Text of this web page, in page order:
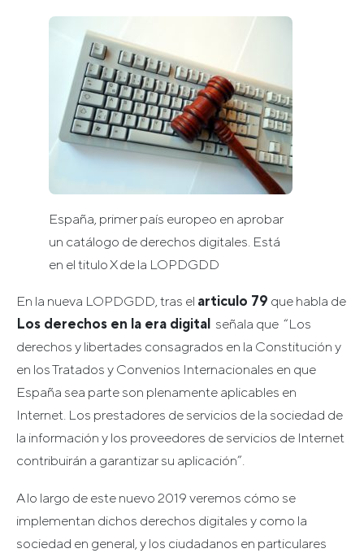
España, primer país europeo en aprobar
un catálogo de derechos digitales. Está
en el titulo X de la LOPDGDD
En la nueva LOPDGDD, tras el articulo 79 que habla de
Los derechos en la era digital señala que “Los
derechos y libertades consagrados en la Constitución y
en los Tratados y Convenios Internacionales en que
España sea parte son plenamente aplicables en
Internet. Los prestadores de servicios de la sociedad de
la información y los proveedores de servicios de Internet
contribuirán a garantizar su aplicación”.
A lo largo de este nuevo 2019 veremos cómo se
implementan dichos derechos digitales y como la
sociedad en general, y los ciudadanos en particulares